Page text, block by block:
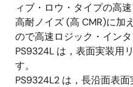
ィブ・ロウ・タイプの高速
高耐ノイズ (高 CMR)に加
ので高速ロジック・イン
PS9324L は，表面実装用
す。
PS9324L2 は，長沿面表